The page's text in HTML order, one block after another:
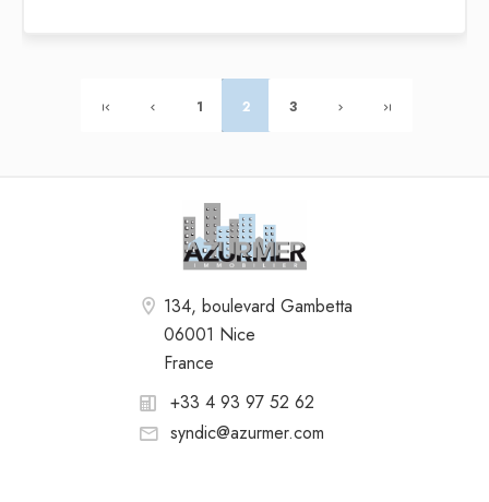
1 2 3
134, boulevard Gambetta
06001 Nice
France
+33 4 93 97 52 62
syndic@azurmer.com